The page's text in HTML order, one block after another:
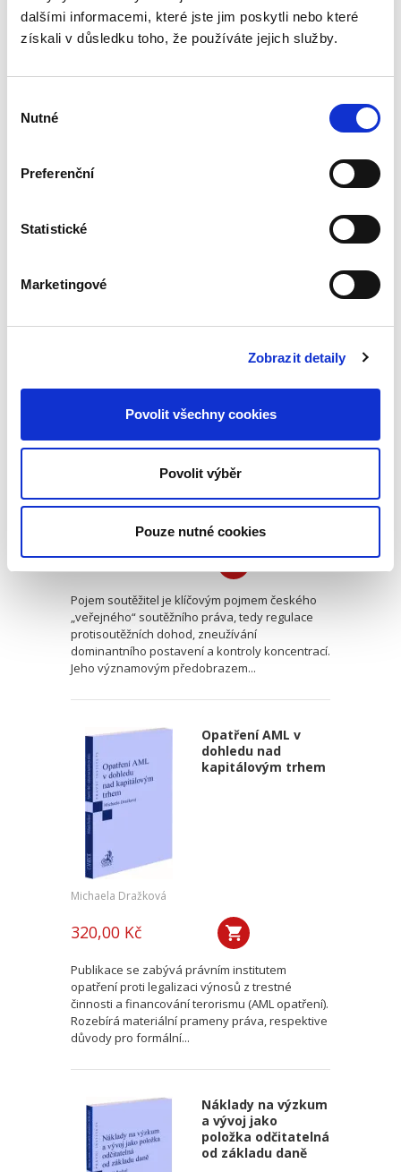
dalšími informacemi, které jste jim poskytli nebo které
získali v důsledku toho, že používáte jejich služby.
souhlasu
Nutné
Preferenční
Statistické
Marketingové
Zobrazit detaily
Povolit všechny cookies
Povolit výběr
Pouze nutné cookies
s mezinárodním
prvkem
Vývoj techniky s sebou nese rovněž problémy
náklady, nebylo by férové, pokud by na
Koncept
právu
Eva Zorková
390,00 Kč
Pojem soutěžitel je klíčovým pojmem českého
„veřejného“ soutěžního práva, tedy regulace
protisoutěžních dohod, zneužívání
dominantního postavení a kontroly koncentrací.
Jeho významovým předobrazem...
Opatření AML v
dohledu nad
kapitálovým trhem
Michaela Dražková
320,00 Kč
Publikace se zabývá právním institutem
opatření proti legalizaci výnosů z trestné
činnosti a financování terorismu (AML opatření).
Rozebírá materiální prameny práva, respektive
důvody pro formální...
Náklady na výzkum
a vývoj jako
položka odčitatelná
od základu daně